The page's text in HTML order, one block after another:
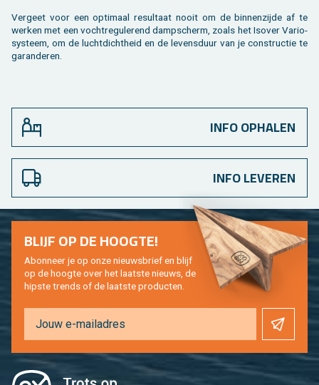
Ver­geet voor een op­ti­maal re­sul­taat nooit om de bin­nen­zij­de af te
wer­ken met een vocht­re­gu­le­rend damp­scherm, zoals het Is­over Vario-
sys­teem, om de lucht­dicht­heid en de le­vens­duur van je con­struc­tie te
ga­ran­de­ren.
INFO OPHALEN
INFO LEVEREN
BLIJF OP DE HOOG­TE!
Abon­neer je op onze nieuws­brief en blijf
op de hoog­te over het laat­ste nieuws, de
hip­s­te trends of de laat­ste pro­duc­ten.